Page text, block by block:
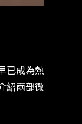
已成為熱
紹兩部徹